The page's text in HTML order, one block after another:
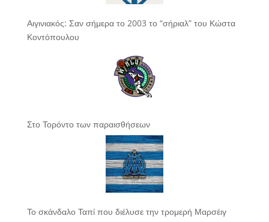
Αιγινιακός: Σαν σήμερα το 2003 το “σήριαλ” του Κώστα
Κοντόπουλου
Στο Τορόντο των παραισθήσεων
Το σκάνδαλο Ταπί που διέλυσε την τρομερή Μαρσέιγ